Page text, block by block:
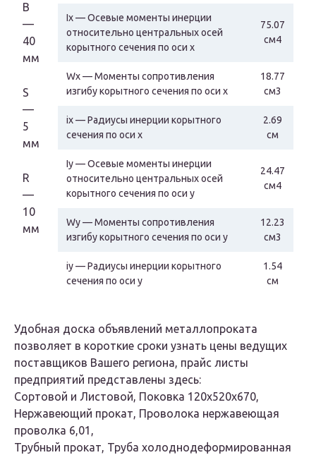
B
—
40
мм
S
—
5
мм
R
—
10
мм
Ix — Осевые моменты инерции
относительно центральных осей
корытного сечения по оси х
75.07
см4
Wx — Моменты сопротивления
изгибу корытного сечения по оси х
18.77
см3
ix — Радиусы инерции корытного
сечения по оси х
2.69
см
Iy — Осевые моменты инерции
относительно центральных осей
корытного сечения по оси y
24.47
см4
Wy — Моменты сопротивления
изгибу корытного сечения по оси y
12.23
см3
iy — Радиусы инерции корытного
сечения по оси y
1.54
см
Удобная доска объявлений металлопроката
позволяет в короткие сроки узнать цены ведущих
поставщиков Вашего региона, прайс листы
предприятий представлены здесь:
Сортовой и Листовой, Поковка 120х520х670,
Нержавеющий прокат, Проволока нержавеющая
проволка 6,01,
Трубный прокат, Труба холоднодеформированная